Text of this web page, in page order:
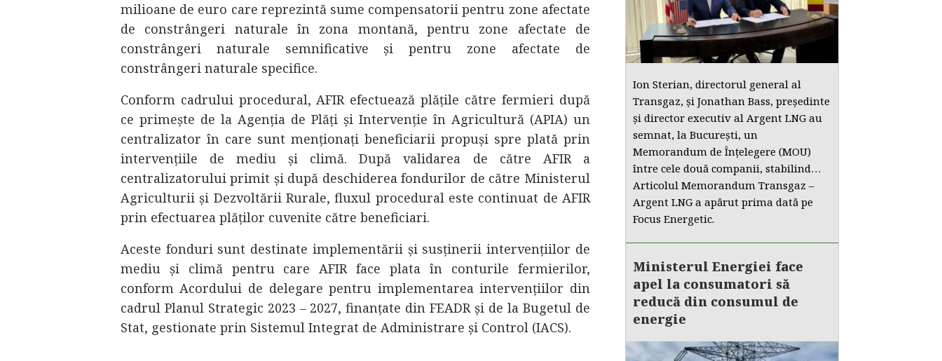
milioane de euro care reprezintă sume compensatorii pentru zone afectate
de constrângeri naturale în zona montană, pentru zone afectate de
constrângeri naturale semnificative și pentru zone afectate de
constrângeri naturale specifice.
Conform cadrului procedural, AFIR efectuează plățile către fermieri după
ce primește de la Agenția de Plăți și Intervenție în Agricultură (APIA) un
centralizator în care sunt menționați beneficiarii propuși spre plată prin
intervențiile de mediu și climă. După validarea de către AFIR a
centralizatorului primit și după deschiderea fondurilor de către Ministerul
Agriculturii și Dezvoltării Rurale, fluxul procedural este continuat de AFIR
prin efectuarea plăților cuvenite către beneficiari.
Aceste fonduri sunt destinate implementării și susținerii intervențiilor de
mediu și climă pentru care AFIR face plata în conturile fermierilor,
conform Acordului de delegare pentru implementarea intervențiilor din
cadrul Planul Strategic 2023 – 2027, finanțate din FEADR și de la Bugetul de
Stat, gestionate prin Sistemul Integrat de Administrare și Control (IACS).
Ion Sterian, directorul general al
Transgaz, și Jonathan Bass, președinte
și director executiv al Argent LNG au
semnat, la București, un
Memorandum de Înțelegere (MOU)
între cele două companii, stabilind…
Articolul Memorandum Transgaz –
Argent LNG a apărut prima dată pe
Focus Energetic.
Ministerul Energiei face
apel la consumatori să
reducă din consumul de
energie